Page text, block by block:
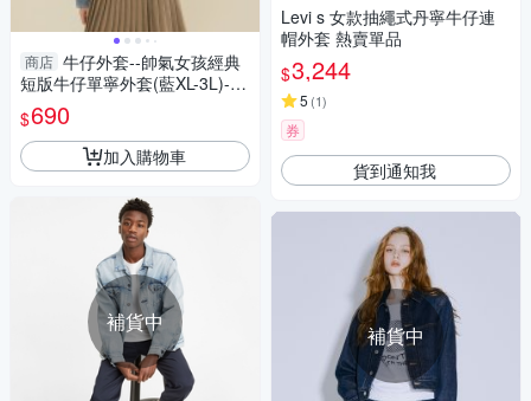
商店 牛仔外套--帥氣女孩經典
短版牛仔單寧外套(藍XL-3L)-J3
76眼圈熊中大尺碼
$690
加入購物車
補貨中
Levi s 女款抽繩式丹寧牛仔連
帽外套 熱賣單品
$3,244
5 (1)
券
貨到通知我
補貨中